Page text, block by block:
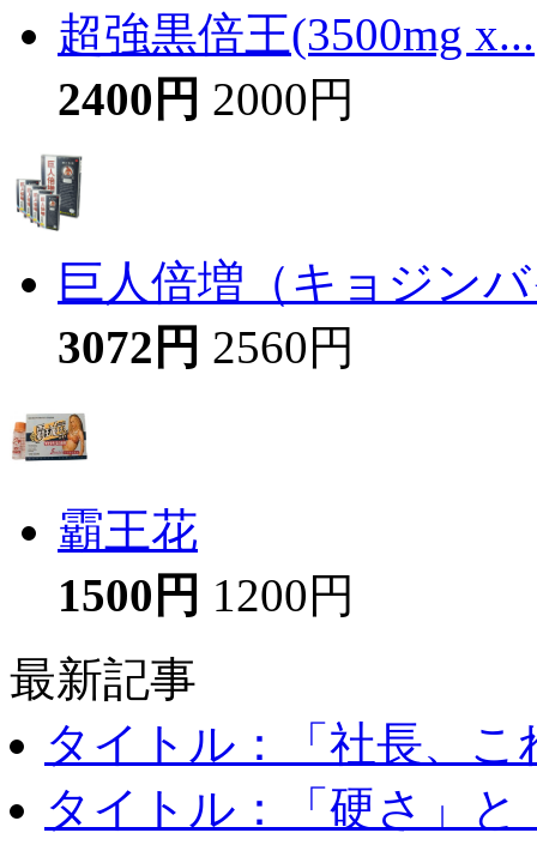
超強黒倍王(3500mg x...
2400円 2000円
巨人倍増（キョジン
3072円 2560円
霸王花
1500円 1200円
最新記事
タイトル：「社長、こ
タイトル：「硬さ」と